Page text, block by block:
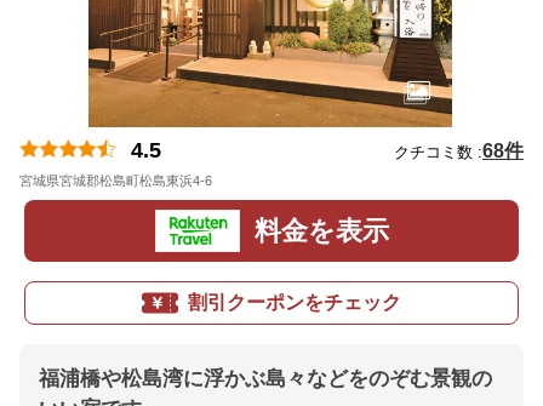
4.5 クチコミ数 :68件
宮城県宮城郡松島町松島東浜4-6
料金を表示
割引クーポンをチェック
福浦橋や松島湾に浮かぶ島々などをのぞむ景観の